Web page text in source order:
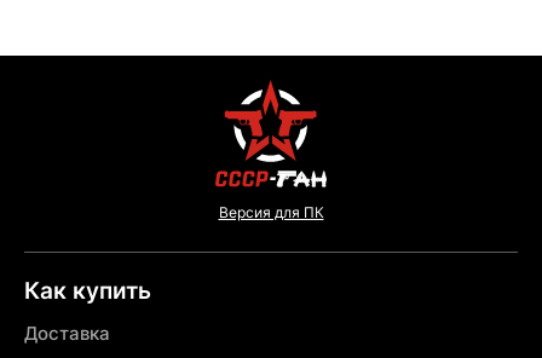
Версия для ПК
Как купить
Доставка